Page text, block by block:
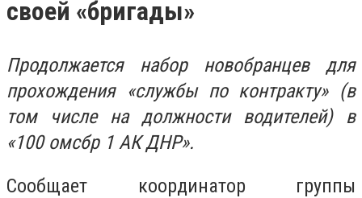
своей «бригады»
Продолжается набор новобранцев для
прохождения «службы по контракту» (в
том числе на должности водителей) в
«100 омсбр 1 АК ДНР».
Сообщает координатор группы